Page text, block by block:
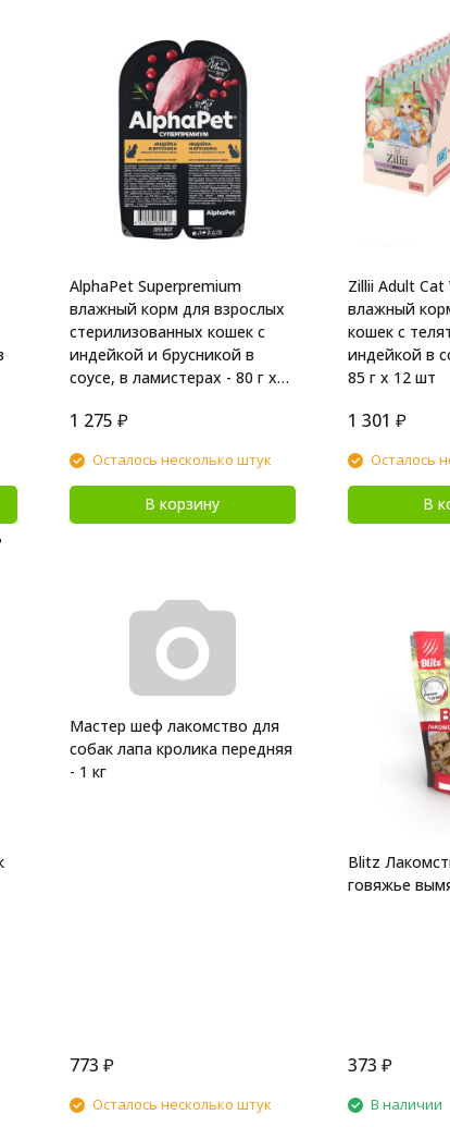
AlphaPet Superpremium
влажный корм для взрослых
стерилизованных кошек с
индейкой и брусникой в
соусе, в ламистерах - 80 г х
1 275 ₽
Осталось несколько штук
В корзину
Zillii Adult Cat
влажный
кошек с
индейкой в
85 г х 12 шт
1 301 ₽
Осталось
В
Мастер шеф лакомство для
собак лапа кролика передняя
- 1 кг
773 ₽
Осталось несколько штук
Blitz
говяжье
373 ₽
В наличии